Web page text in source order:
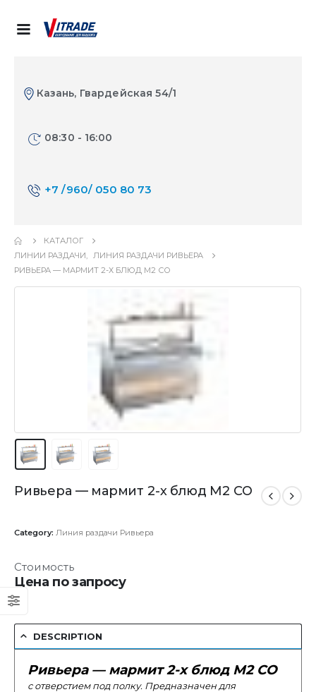
Казань, Гвардейская 54/1
08:30 - 16:00
+7 /960/ 050 80 73
КАТАЛОГ
ЛИНИИ РАЗДАЧИ, ЛИНИЯ РАЗДАЧИ РИВЬЕРА
РИВЬЕРА — МАРМИТ 2-Х БЛЮД М2 СО
Ривьера — мармит 2-х блюд М2 СО
Category: Линия раздачи Ривьера
Стоимость
Цена по запросу
DESCRIPTION
Ривьера — мармит 2-х блюд М2 СО
с отверстием под полку. Предназначен для